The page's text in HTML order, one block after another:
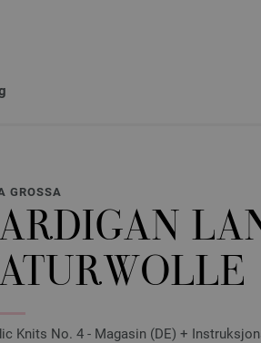
GROSSA
Knits No. 4 - Magasin (DE) +